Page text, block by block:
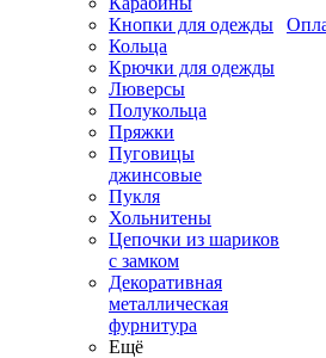
Кнопки для одежды
Кольца
Крючки для одежды
Люверсы
Полукольца
Пряжки
Пуговицы
джинсовые
Пукля
Хольнитены
Цепочки из шариков
с замком
Декоративная
металлическая
фурнитура
Ещё